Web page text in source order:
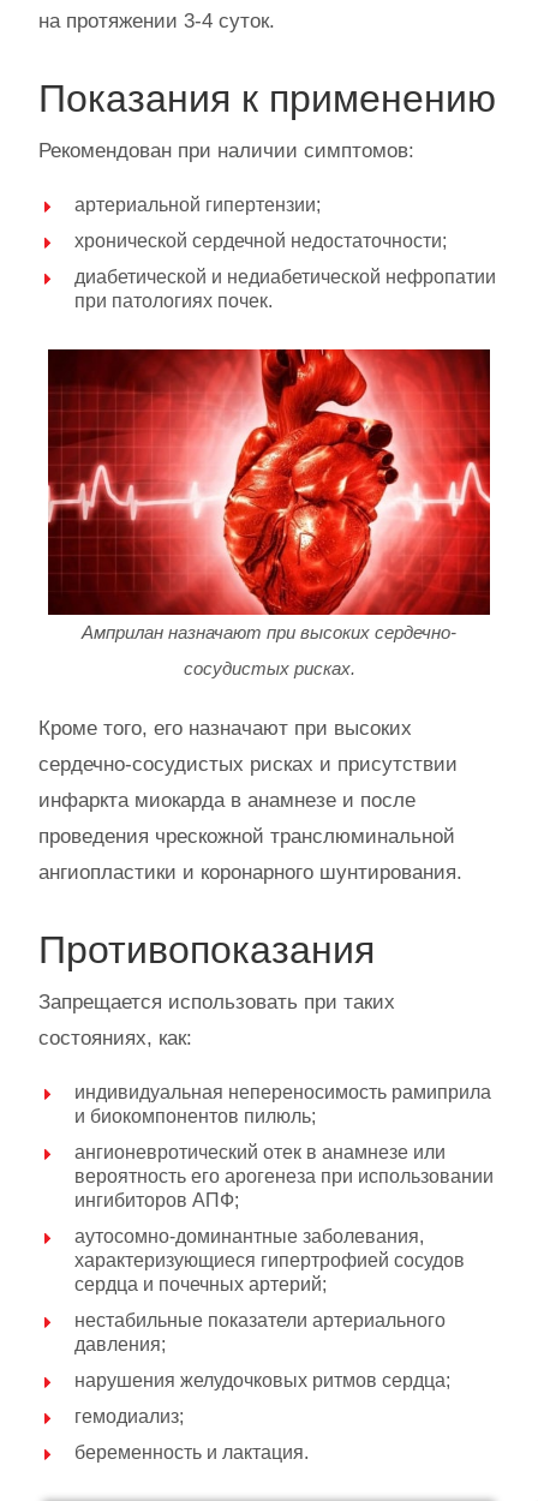
на протяжении 3-4 суток.
Показания к применению
Рекомендован при наличии симптомов:
артериальной гипертензии;
хронической сердечной недостаточности;
диабетической и недиабетической нефропатии
при патологиях почек.
Амприлан назначают при высоких сердечно-
сосудистых рисках.
Кроме того, его назначают при высоких
сердечно-сосудистых рисках и присутствии
инфаркта миокарда в анамнезе и после
проведения чрескожной транслюминальной
ангиопластики и коронарного шунтирования.
Противопоказания
Запрещается использовать при таких
состояниях, как:
индивидуальная непереносимость рамиприла
и биокомпонентов пилюль;
ангионевротический отек в анамнезе или
вероятность его арогенеза при использовании
ингибиторов АПФ;
аутосомно-доминантные заболевания,
характеризующиеся гипертрофией сосудов
сердца и почечных артерий;
нестабильные показатели артериального
давления;
нарушения желудочковых ритмов сердца;
гемодиализ;
беременность и лактация.